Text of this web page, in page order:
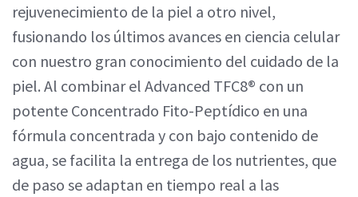
rejuvenecimiento de la piel a otro nivel,
fusionando los últimos avances en ciencia celular
con nuestro gran conocimiento del cuidado de la
piel. Al combinar el Advanced TFC8® con un
potente Concentrado Fito-Peptídico en una
fórmula concentrada y con bajo contenido de
agua, se facilita la entrega de los nutrientes, que
de paso se adaptan en tiempo real a las